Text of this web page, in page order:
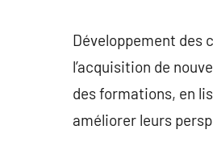
Développement des
l’acquisition de
des formations, en
améliorer leurs